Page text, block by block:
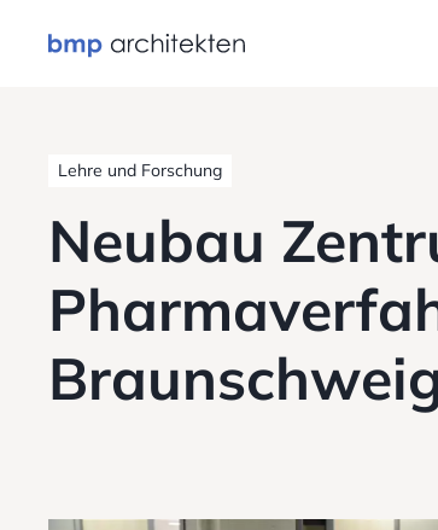
Lehre und Forschung
Neubau